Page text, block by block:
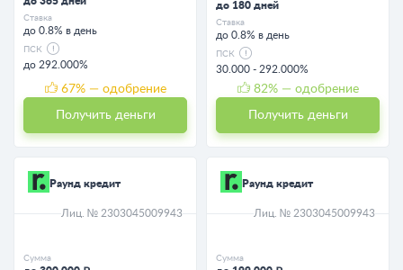
Ставка
до 0.8% в день
ПСК
до 292.000%
67% — одобрение
Получить деньги
до 180 дней
Ставка
до 0.8% в день
ПСК
30.000 - 292.000%
82% — одобрение
Получить деньги
Раунд кредит
Лиц. № 2303045009943
Сумма
Раунд кредит
Лиц. № 2303045009943
Сумма